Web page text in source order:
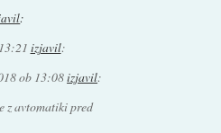
:
izjavil:
ob 13:08izjavil:
z avtomatiki pred